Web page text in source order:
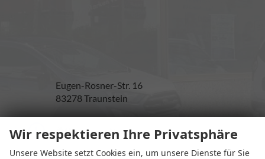
Eugen-Rosner-Str. 16
83278 Traunstein
Öffnungszeiten
Wir respektieren Ihre Privatsphäre
Unsere Website setzt Cookies ein, um unsere Dienste für Sie